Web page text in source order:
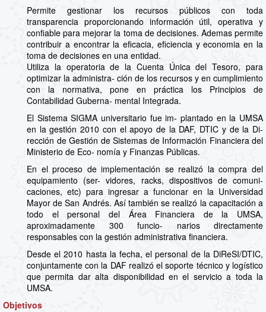
Permite gestionar los recursos públicos con toda
transparencia proporcionando información útil, operativa y
confiable para mejorar la toma de decisiones. Ademas permite
contribuir a encontrar la eficacia, eficiencia y economia en la
toma de decisiones en una entidad.
Utiliza la operatoria de la Cuenta Única del Tesoro, para
optimizar la administra- ción de los recursos y en cumplimiento
con la normativa, pone en práctica los Principios de
Contabilidad Guberna- mental Integrada.
El Sistema SIGMA universitario fue im- plantado en la UMSA
en la gestión 2010 con el apoyo de la DAF, DTIC y de la Di-
rección de Gestión de Sistemas de Información Financiera del
Ministerio de Eco- nomía y Finanzas Públicas.
En el proceso de implementación se realizó la compra del
equipamiento (ser- vidores, racks, dispositivos de comuni-
caciones, etc) para ingresar a funcionar en la Universidad
Mayor de San Andrés. Así también se realizó la capacitación a
todo el personal del Área Financiera de la UMSA,
aproximadamente 300 funcio- narios directamente
responsables con la gestión administrativa financiera.
Desde el 2010 hasta la fecha, el personal de la DiReSI/DTIC,
conjuntamente con la DAF realizó el soporte técnico y logístico
que permita dar alta disponibilidad en el servicio a toda la
UMSA.
Objetivos